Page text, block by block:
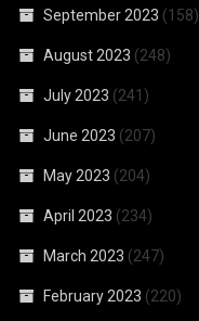
September 2023 (158)
August 2023 (248)
July 2023 (241)
June 2023 (207)
May 2023 (204)
April 2023 (234)
March 2023 (247)
February 2023 (220)